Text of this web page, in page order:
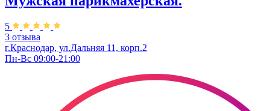
5
3 отзыва
г.Краснодар, ул.Дальняя 11, корп.2
Пн-Вс 09:00-21:00